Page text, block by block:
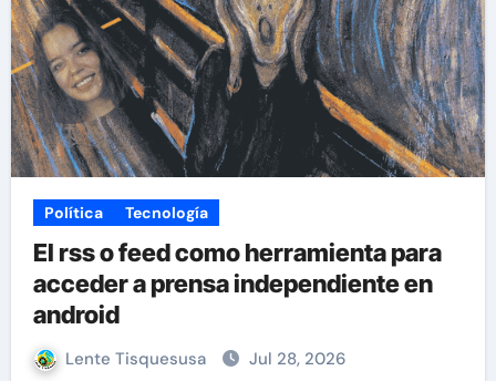
Política Tecnología
El rss o feed como herramienta para
acceder a prensa independiente en
android
Lente Tisquesusa Jul 28, 2026